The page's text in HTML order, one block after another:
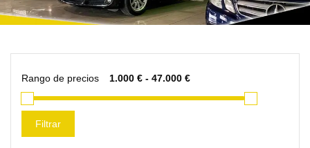
Rango de precios
Filtrar